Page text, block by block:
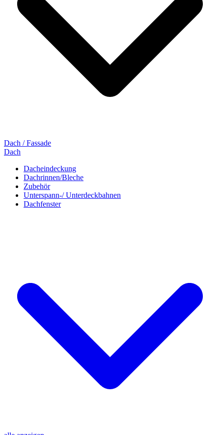
Dach / Fassade
Dach
Dacheindeckung
Dachrinnen/Bleche
Zubehör
Unterspann-/ Unterdeckbahnen
Dachfenster